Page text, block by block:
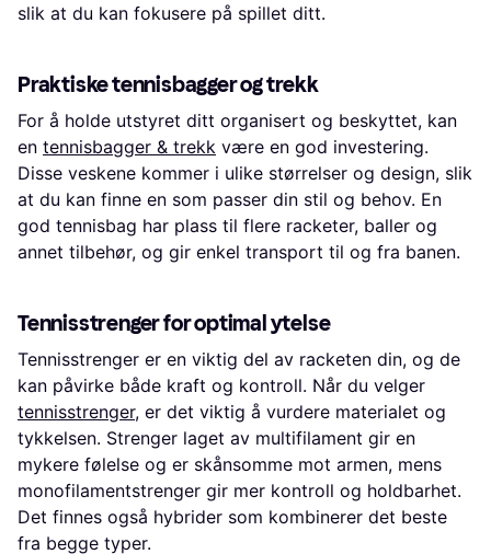
slik at du kan fokusere på spillet ditt.
Praktiske tennisbagger og trekk
For å holde utstyret ditt organisert og beskyttet, kan
en tennisbagger & trekk være en god investering.
Disse veskene kommer i ulike størrelser og design, slik
at du kan finne en som passer din stil og behov. En
god tennisbag har plass til flere racketer, baller og
annet tilbehør, og gir enkel transport til og fra banen.
Tennisstrenger for optimal ytelse
Tennisstrenger er en viktig del av racketen din, og de
kan påvirke både kraft og kontroll. Når du velger
tennisstrenger, er det viktig å vurdere materialet og
tykkelsen. Strenger laget av multifilament gir en
mykere følelse og er skånsomme mot armen, mens
monofilamentstrenger gir mer kontroll og holdbarhet.
Det finnes også hybrider som kombinerer det beste
fra begge typer.